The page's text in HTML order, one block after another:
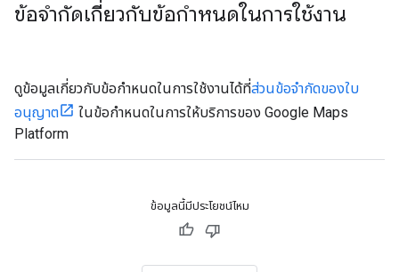
ข้อจำกัดเกี่ยวกับข้อกำหนดในการใช้งาน
ดูข้อมูลเกี่ยวกับข้อกำหนดในการใช้งานได้ที่ส่วนข้อจำกัดของใบ
อนุญาต
ในข้อกำหนดในการให้บริการของ Google Maps
Platform
ข้อมูลนี้มีประโยชน์ไหม